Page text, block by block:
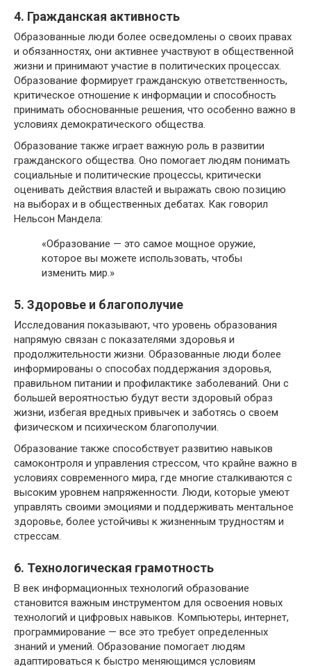
4. Гражданская активность
Образованные люди более осведомлены о своих правах
и обязанностях, они активнее участвуют в общественной
жизни и принимают участие в политических процессах.
Образование формирует гражданскую ответственность,
критическое отношение к информации и способность
принимать обоснованные решения, что особенно важно в
условиях демократического общества.
Образование также играет важную роль в развитии
гражданского общества. Оно помогает людям понимать
социальные и политические процессы, критически
оценивать действия властей и выражать свою позицию
на выборах и в общественных дебатах. Как говорил
Нельсон Мандела:
«Образование — это самое мощное оружие,
которое вы можете использовать, чтобы
изменить мир.»
5. Здоровье и благополучие
Исследования показывают, что уровень образования
напрямую связан с показателями здоровья и
продолжительности жизни. Образованные люди более
информированы о способах поддержания здоровья,
правильном питании и профилактике заболеваний. Они с
большей вероятностью будут вести здоровый образ
жизни, избегая вредных привычек и заботясь о своем
физическом и психическом благополучии.
Образование также способствует развитию навыков
самоконтроля и управления стрессом, что крайне важно в
условиях современного мира, где многие сталкиваются с
высоким уровнем напряженности. Люди, которые умеют
управлять своими эмоциями и поддерживать ментальное
здоровье, более устойчивы к жизненным трудностям и
стрессам.
6. Технологическая грамотность
В век информационных технологий образование
становится важным инструментом для освоения новых
технологий и цифровых навыков. Компьютеры, интернет,
программирование — все это требует определенных
знаний и умений. Образование помогает людям
адаптироваться к быстро меняющимся условиям